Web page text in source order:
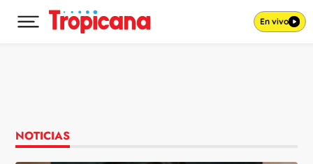
Desplegar menú principal En vivo
NOTICIAS